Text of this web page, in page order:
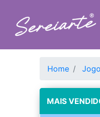
Home
MAIS